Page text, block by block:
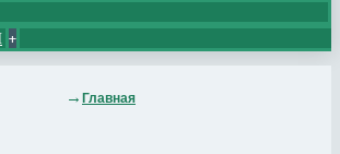
+
Главная